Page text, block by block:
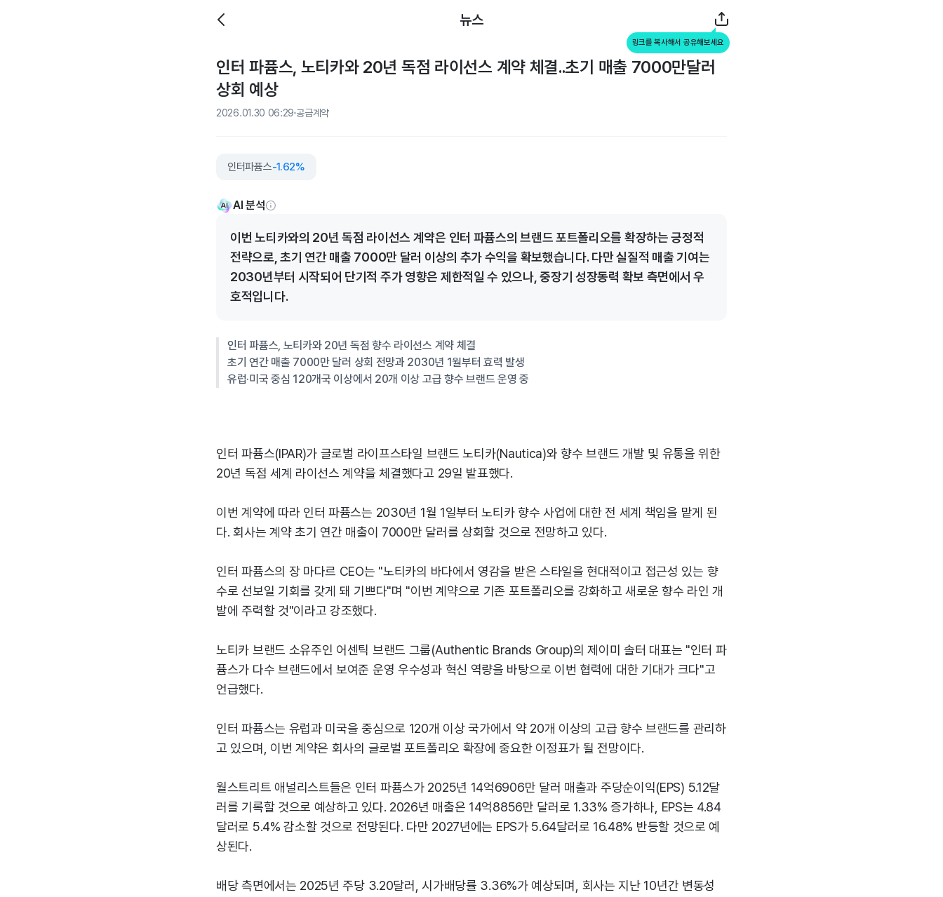
뉴스
링크를 복사해서 공유해보세요
인터 파퓸스, 노티카와 20년 독점 라이선스 계약 체결..초기 매출 7000만달러
상회 예상
2026.01.30 06:29 공급계약
인터파퓸스-1.62%
AI 분석
이번 노티카와의 20년 독점 라이선스 계약은 인터 파퓸스의 브랜드 포트폴리오를 확장하는 긍정적
전략으로, 초기 연간 매출 7000만 달러 이상의 추가 수익을 확보했습니다. 다만 실질적 매출 기여는
2030년부터 시작되어 단기적 주가 영향은 제한적일 수 있으나, 중장기 성장동력 확보 측면에서 우
호적입니다.
인터 파퓸스, 노티카와 20년 독점 향수 라이선스 계약 체결
초기 연간 매출 7000만 달러 상회 전망과 2030년 1월부터 효력 발생
유럽·미국 중심 120개국 이상에서 20개 이상 고급 향수 브랜드 운영 중
인터 파퓸스(IPAR)가 글로벌 라이프스타일 브랜드 노티카(Nautica)와 향수 브랜드 개발 및 유통을 위한
20년 독점 세계 라이선스 계약을 체결했다고 29일 발표했다.
이번 계약에 따라 인터 파퓸스는 2030년 1월 1일부터 노티카 향수 사업에 대한 전 세계 책임을 맡게 된
다. 회사는 계약 초기 연간 매출이 7000만 달러를 상회할 것으로 전망하고 있다.
인터 파퓸스의 장 마다르 CEO는 "노티카의 바다에서 영감을 받은 스타일을 현대적이고 접근성 있는 향
수로 선보일 기회를 갖게 돼 기쁘다"며 "이번 계약으로 기존 포트폴리오를 강화하고 새로운 향수 라인 개
발에 주력할 것"이라고 강조했다.
노티카 브랜드 소유주인 어센틱 브랜드 그룹(Authentic Brands Group)의 제이미 솔터 대표는 "인터 파
퓸스가 다수 브랜드에서 보여준 운영 우수성과 혁신 역량을 바탕으로 이번 협력에 대한 기대가 크다"고
언급했다.
인터 파퓸스는 유럽과 미국을 중심으로 120개 이상 국가에서 약 20개 이상의 고급 향수 브랜드를 관리하
고 있으며, 이번 계약은 회사의 글로벌 포트폴리오 확장에 중요한 이정표가 될 전망이다.
월스트리트 애널리스트들은 인터 파퓸스가 2025년 14억6906만 달러 매출과 주당순이익(EPS) 5.12달
러를 기록할 것으로 예상하고 있다. 2026년 매출은 14억8856만 달러로 1.33% 증가하나, EPS는 4.84
달러로 5.4% 감소할 것으로 전망된다. 다만 2027년에는 EPS가 5.64달러로 16.48% 반등할 것으로 예
상된다.
배당 측면에서는 2025년 주당 3.20달러, 시가배당률 3.36%가 예상되며, 회사는 지난 10년간 변동성